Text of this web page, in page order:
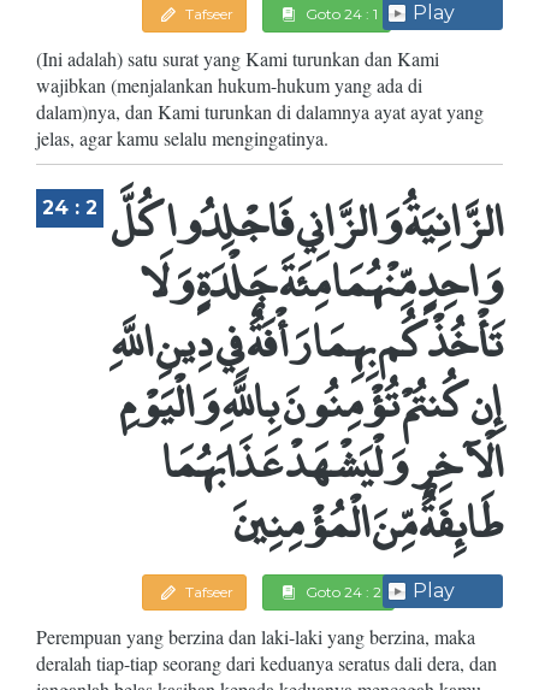
Tafseer Goto 24 : 1 Play
(Ini adalah) satu surat yang Kami turunkan dan Kami
wajibkan (menjalankan hukum-hukum yang ada di
dalam)nya, dan Kami turunkan di dalamnya ayat ayat yang
jelas, agar kamu selalu mengingatinya.
24 : 2 الزَّانِيَةُ وَالزَّانِي فَاجْلِدُوا كُلَّ
وَاحِدٍ مِّنْهُمَا مِئَةَ جَلْدَةٍ وَلَا
تَأْخُذْكُم بِهِمَا رَأْفَةٌ فِي دِينِ اللَّهِ
إِن كُنتُمْ تُؤْمِنُونَ بِاللَّهِ وَالْيَوْمِ
الْآخِرِ وَلْيَشْهَدْ عَذَابَهُمَا
طَائِفَةٌ مِّنَ الْمُؤْمِنِينَ
Tafseer Goto 24 : 2 Play
Perempuan yang berzina dan laki-laki yang berzina, maka
deralah tiap-tiap seorang dari keduanya seratus dali dera, dan